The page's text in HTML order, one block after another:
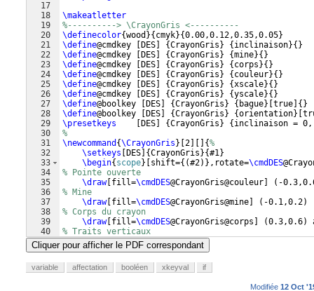
17
18
19
20
21
22
23
24
25
26
27
28
29
30
31
32
33
34
35
36
37
38
39
40
41
\makeatletter
%----------> \CrayonGris <----------
\definecolor{wood }{ cmyk}{0.00,0.12,0.35,0.05}
\define@cmdkey DES {CrayonGris } { inclinaison}{ }
\define@cmdkey DES {CrayonGris } {mine}{ }
\define@cmdkey DES {CrayonGris } { corps }{ }
\define@cmdkey DES {CrayonGris } { couleur}{ }
\define@cmdkey DES {CrayonGris } {xscale}{ }
\define@cmdkey DES {CrayonGris } {yscale}{ }
\define@boolkey DES {CrayonGris } { bague} true { }
\define@boolkey DES {CrayonGris } {orientation}
\presetkeys
DES {CrayonGris } { inclinaison = 0,
%
\newcommand {\CrayonGris } 2 {%
\setkeys
DES {CrayonGris }{#1}
\begin{ scope} shift={(#2)} ,rotate=\cmdDES
% Pointe ouverte
\draw[ fill=\cmdDES@CrayonGris@couleur ( -
% Mine
\draw[ fill=\cmdDES@CrayonGris@mine ( -0.1,0.2)
% Corps du crayon
\draw[ fill=\cmdDES@CrayonGris@corps (0.3,0.6)
% Traits verticaux
\draw (-0.2,6) -- (-0.2,0.65
Cliquer pour afficher le PDF correspondant
variable affectation booléen xkeyval if
Modifiée 12 Oct